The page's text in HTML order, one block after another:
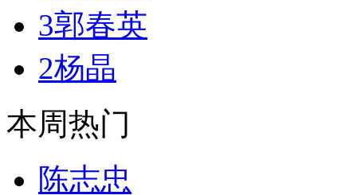
3郭春英
2杨晶
本周热门
陈志忠